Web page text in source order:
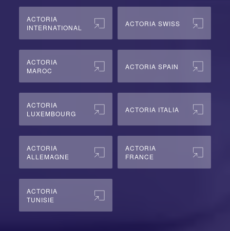
ACTORIA
INTERNATIONAL
ACTORIA SWISS
ACTORIA
MAROC
ACTORIA SPAIN
ACTORIA
LUXEMBOURG
ACTORIA ITALIA
ACTORIA
ALLEMAGNE
ACTORIA
FRANCE
ACTORIA
TUNISIE